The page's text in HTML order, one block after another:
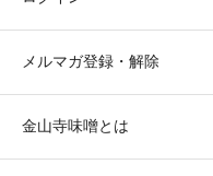
メルマガ登録・解除
金山寺味噌とは